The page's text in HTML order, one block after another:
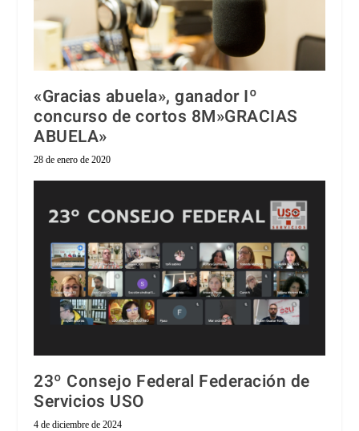
«Gracias abuela», ganador Iº
concurso de cortos 8M»GRACIAS
ABUELA»
28 de enero de 2020
23º Consejo Federal Federación de
Servicios USO
4 de diciembre de 2024